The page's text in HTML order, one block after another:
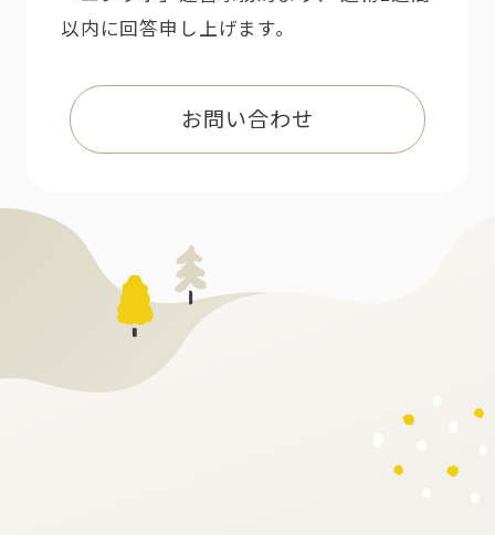
以内に回答申し上げます。
お問い合わせ